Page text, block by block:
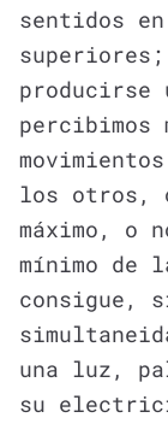
sentidos
producirse
percibimos
los otros,
máximo, o
mínimo de
consigue,
una luz,
su